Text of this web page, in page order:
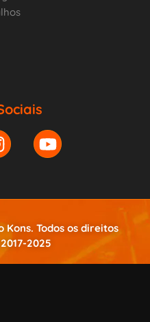
Todos os direitos
2025